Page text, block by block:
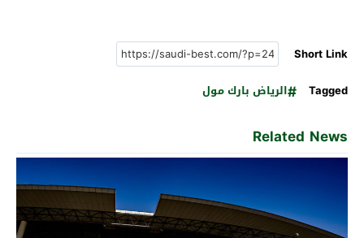
Short Link
Tagged
الرياض بارك مول
Related News